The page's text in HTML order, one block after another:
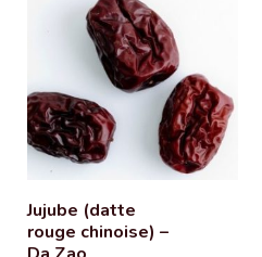
Jujube (datte
rouge chinoise) –